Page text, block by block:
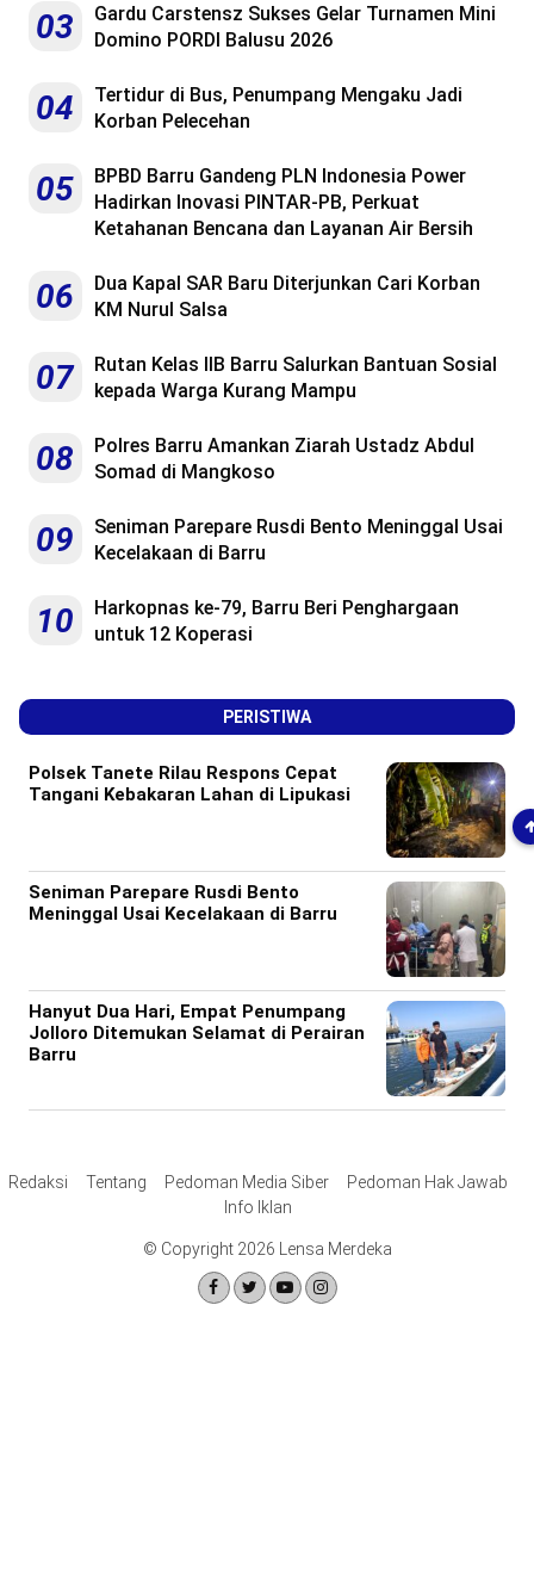
03
Gardu Carstensz Sukses Gelar Turnamen Mini
Domino PORDI Balusu 2026
04
Tertidur di Bus, Penumpang Mengaku Jadi
Korban Pelecehan
05
BPBD Barru Gandeng PLN Indonesia Power
Hadirkan Inovasi PINTAR-PB, Perkuat
Ketahanan Bencana dan Layanan Air Bersih
06
Dua Kapal SAR Baru Diterjunkan Cari Korban
KM Nurul Salsa
07
Rutan Kelas IIB Barru Salurkan Bantuan Sosial
kepada Warga Kurang Mampu
08
Polres Barru Amankan Ziarah Ustadz Abdul
Somad di Mangkoso
09
Seniman Parepare Rusdi Bento Meninggal Usai
Kecelakaan di Barru
10
Harkopnas ke-79, Barru Beri Penghargaan
untuk 12 Koperasi
PERISTIWA
Polsek Tanete Rilau Respons Cepat
Tangani Kebakaran Lahan di Lipukasi
Seniman Parepare Rusdi Bento
Meninggal Usai Kecelakaan di Barru
Hanyut Dua Hari, Empat Penumpang
Jolloro Ditemukan Selamat di Perairan
Barru
Redaksi Tentang Pedoman Media Siber
Pedoman Hak Jawab
Info Iklan
© Copyright 2026 Lensa Merdeka